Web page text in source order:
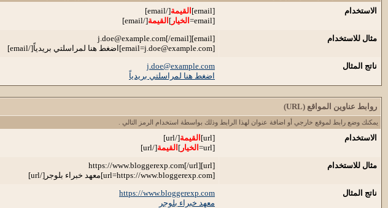
الاستخدام [email] القيمة[/email]
[email=
الخيار ] القيمة[/email]
مثال للاستخدام
[email]
j.doe@example.com
[/email]
[
email=j.doe@example.com]اضغط هنا لمراسلتي بريدياً[/email]
ناتج المثال
j.doe@example.com
اضغط هنا لمراسلتي بريدياً
روابط عناوين المواقع (URL)
يمكنك وضع رابط لموقع خارجي أو اضافة عنوان لهذا الرابط وذلك بواسطة استخدام الرمز التالي .
الاستخدام [url] القيمة[/url]
[url=
الخيار ] القيمة[/url]
مثال للاستخدام
[url]https://www.bloggerexp.com[/url]
[url=https://www.bloggerexp.com]معهد خبراء بلوجر[/url]
ناتج المثال
https://www.bloggerexp.com
معهد خبراء بلوجر